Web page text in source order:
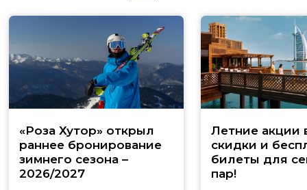
«Роза Хутор» открыл
раннее бронирование
зимнего сезона –
2026/2027
Летние акции
скидки и
билеты для
пар!